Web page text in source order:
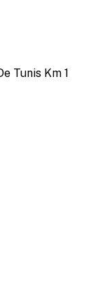
Tunis Km 1